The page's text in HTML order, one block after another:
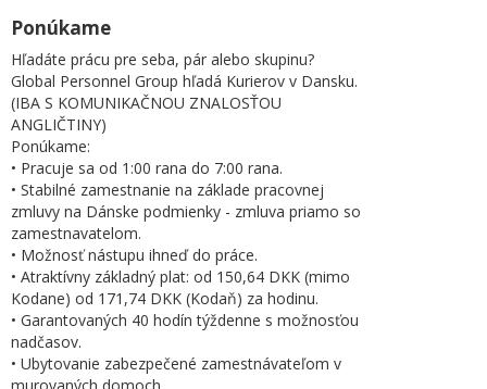
Ponúkame
Hľadáte prácu pre seba, pár alebo skupinu?
Global Personnel Group hľadá Kurierov v Dansku.
(IBA S KOMUNIKAČNOU ZNALOSŤOU
ANGLIČTINY)
Ponúkame:
• Pracuje sa od 1:00 rana do 7:00 rana.
• Stabilné zamestnanie na základe pracovnej
zmluvy na Dánske podmienky - zmluva priamo so
zamestnavatelom.
• Možnosť nástupu ihneď do práce.
• Atraktívny základný plat: od 150,64 DKK (mimo
Kodane) od 171,74 DKK (Kodaň) za hodinu.
• Garantovaných 40 hodín týždenne s možnosťou
nadčasov.
• Ubytovanie zabezpečené zamestnávateľom v